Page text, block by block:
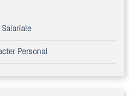
Personal